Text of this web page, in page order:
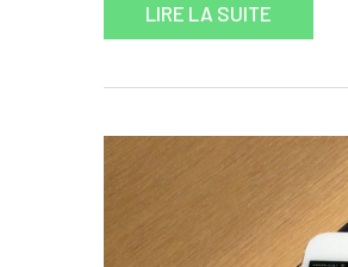
LIRE LA SUITE